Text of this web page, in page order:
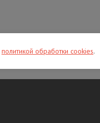
политикой обработки cookies.